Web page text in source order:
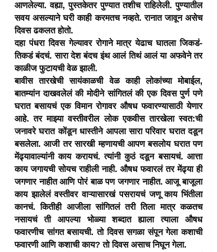
आणलेल्या. वह्या, पुस्तकेतर पुण्यात तशीच राहिलेली. पुण्यातील
सवय असल्याने घरी काही करमतच नव्हते. रानात जावून असेच
दिवस ढकलत होतो.
दहा पंधरा दिवस गेल्यावर रोगाने मात्र येढाच घातला जिकडं-
तिकडं बंदचं. सारा देश बंदच इंथ आलं तिथं आलं या अफवेने तर
काळीज फुटायची वेळ झाली.
बावीस तारखेची सायंकाळची वेळ काही लोकांच्या मोबाईल,
बातम्यांन दाखवलेलं की मोदीने सांगितलं की एक दिवस पुर्ण पणे
घरात बसायचं एक विमान रोगावर औषध फवारण्यासाठी येणार
आहे. तर माझ्या वस्तीवरील लोक एकवीस तारखेला स्वत:ची
जनावरे घरात कोंडून धास्तीने आपला सारा परिवार घरात दडून
बसलेला. आजी तर सारखी म्हणायची आपण बसलोय घरात पण
मेंढ्यावाल्यांनी काय करायचं. त्यांनी कुठं दडून बसायचं. आत्ता
काय जगायची सोयच राहीली नाही. औषध फवारलं तर मेंढ्या ही
जगणार नाहीत आणि पोरं बाळ पण जगणार नाहीत. आजू बाजूला
काय झालेलं वस्तीवर वाऱ्यासारखं पसरायचं जणू काय भिंतीला
कानचं. कितीही आजीला सांगितलं तरी तिला मात्र कळतच
नसायचं ती आपल्या भोळ्या शब्दात ह्याला त्याला औषध
फवारणीच सांगत बसायची. तो दिवस सगळा संपून गेला कशाची
फवारणी आणि कशाची काय? तो दिवस असाच निघून गेला.